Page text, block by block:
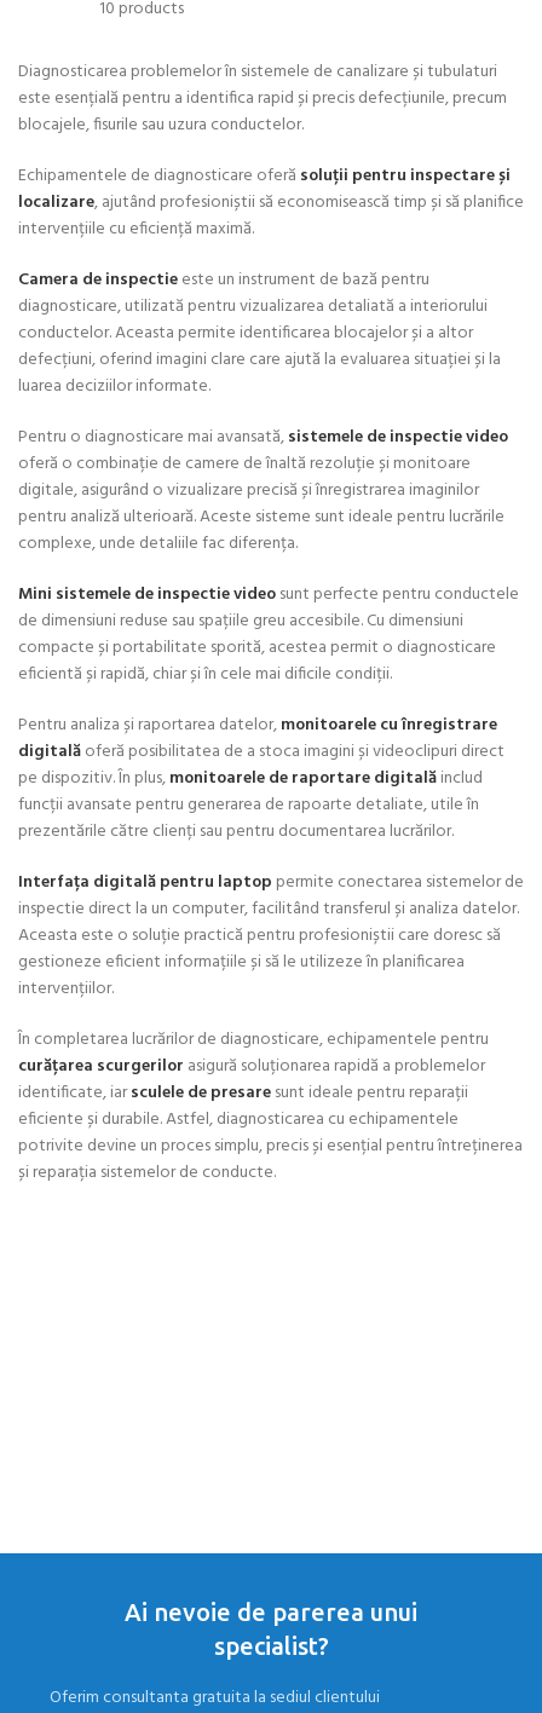
10 products
Diagnosticarea problemelor în sistemele de canalizare și tubulaturi
este esențială pentru a identifica rapid și precis defecțiunile, precum
blocajele, fisurile sau uzura conductelor.
Echipamentele de diagnosticare oferă soluții pentru inspectare și
localizare, ajutând profesioniștii să economisească timp și să planifice
intervențiile cu eficiență maximă.
Camera de inspectieeste un instrument de bază pentru
diagnosticare, utilizată pentru vizualizarea detaliată a interiorului
conductelor. Aceasta permite identificarea blocajelor și a altor
defecțiuni, oferind imagini clare care ajută la evaluarea situației și la
luarea deciziilor informate.
Pentru o diagnosticare mai avansată,sistemele de inspectie video
oferă o combinație de camere de înaltă rezoluție și monitoare
digitale, asigurând o vizualizare precisă și înregistrarea imaginilor
pentru analiză ulterioară. Aceste sisteme sunt ideale pentru lucrările
complexe, unde detaliile fac diferența.
Mini sistemele de inspectie videosunt perfecte pentru conductele
de dimensiuni reduse sau spațiile greu accesibile. Cu dimensiuni
compacte și portabilitate sporită, acestea permit o diagnosticare
eficientă și rapidă, chiar și în cele mai dificile condiții.
Pentru analiza și raportarea datelor,monitoarele cu înregistrare
digitalăoferă posibilitatea de a stoca imagini și videoclipuri direct
pe dispozitiv. În plus,monitoarele de raportare digitalăinclud
funcții avansate pentru generarea de rapoarte detaliate, utile în
prezentările către clienți sau pentru documentarea lucrărilor.
Interfața digitală pentru laptop permite conectarea sistemelor de
inspectie direct la un computer, facilitând transferul și analiza datelor.
Aceasta este o soluție practică pentru profesioniștii care doresc să
gestioneze eficient informațiile și să le utilizeze în planificarea
intervențiilor.
În completarea lucrărilor de diagnosticare, echipamentele pentru
curățarea scurgerilor asigură soluționarea rapidă a problemelor
identificate, iarsculele de presaresunt ideale pentru reparații
eficiente și durabile. Astfel, diagnosticarea cu echipamentele
potrivite devine un proces simplu, precis și esențial pentru întreținerea
și reparația sistemelor de conducte.
Ai nevoie de parerea unui
specialist?
Oferim consultanta gratuita la sediul clientului